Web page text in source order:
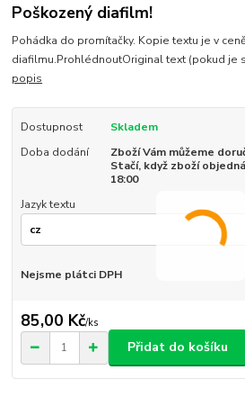
Poškozený diafilm!
Pohádka do promítačky. Kopie textu je v ceně
diafilmu.ProhlédnoutOriginal text (pokud je
popis
Dostupnost
Skladem
Doba dodání
Zboží Vám můžeme
Stačí, když zboží
18:00
Jazyk textu
Nejsme plátci DPH
85,00 Kč/ks
Přidat do košíku